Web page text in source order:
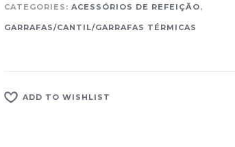
CATEGORIES: ACESSÓRIOS DE REFEIÇÃO,
GARRAFAS/CANTIL/GARRAFAS TÉRMICAS
ADD TO WISHLIST